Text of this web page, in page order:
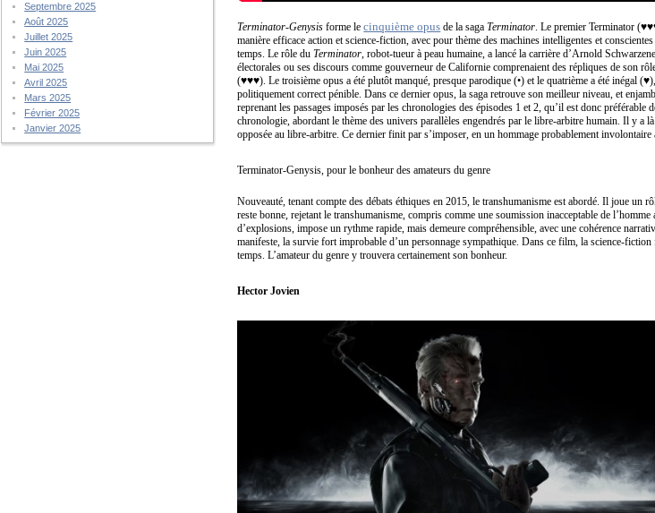
Septembre 2025
Août 2025
Juillet 2025
Juin 2025
Mai 2025
Avril 2025
Mars 2025
Février 2025
Janvier 2025
Terminator-Genysis forme lecinquième opus de la sagaTerminator . Le premier Terminator
manière efficace action et science-fiction, avec pour thème des machines intelligentes et
temps. Le rôle duTerminator , robot-tueur à peau humaine, a lancé la carrière d’Arnold
électorales ou ses discours comme gouverneur de Californie comprenaient des répliques de son
(♥♥♥). Le troisième opus a été plutôt manqué, presque parodique (•) et le quatrième a été inégal
politiquement correct pénible. Dans ce dernier opus, la saga retrouve son meilleur niveau, et
reprenant les passages imposés par les chronologies des épisodes 1 et 2, qu’il est donc préférable
chronologie, abordant le thème des univers parallèles engendrés par le libre-arbitre humain. Il y a
opposée au libre-arbitre. Ce dernier finit par s’imposer, en un hommage probablement involontaire
Terminator-Genysis, pour le bonheur des amateurs du genre
Nouveauté, tenant compte des débats éthiques en 2015, le transhumanisme est abordé. Il joue un
reste bonne, rejetant le transhumanisme, compris comme une soumission inacceptable de
d’explosions, impose un rythme rapide, mais demeure compréhensible, avec une cohérence
manifeste, la survie fort improbable d’un personnage sympathique. Dans ce film, la science-
temps. L’amateur du genre y trouvera certainement son bonheur.
Hector Jovien